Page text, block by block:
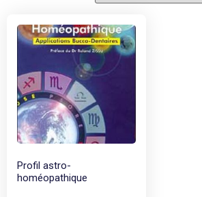
Profil astro-
homéopathique